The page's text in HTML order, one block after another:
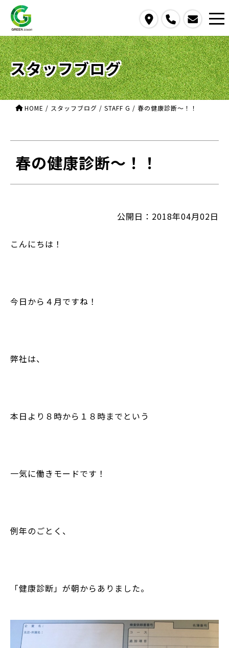
contact us
スタッフブログ
HOME / スタッフブログ / STAFF G / 春の健康診断～！！
春の健康診断～！！
公開日：2018年04月02日
こんにちは！
今日から４月ですね！
弊社は、
本日より８時から１８時までという
一気に働きモードです！
例年のごとく、
「健康診断」が朝からありました。